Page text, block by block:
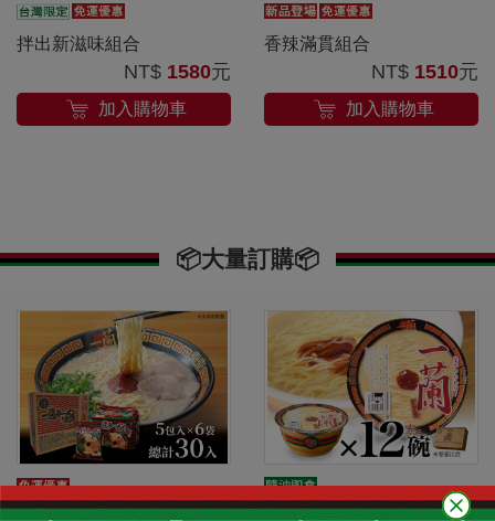
拌出新滋味組合
NT$ 1580元
加入購物車
香辣滿貫組合
NT$ 1510元
加入購物車
📦大量訂購📦
一蘭拉麵-捲麵6袋組 一蘭 豚骨拉麵12碗